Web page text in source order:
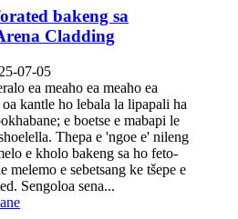
bakeng sa
Cladding
07-05
ea meaho ea meaho ea
kantle ho lebala la lipapali ha
e boetse e mabapi le
Thepa e 'ngoe e' nileng
e kholo bakeng sa ho feto-
melemo e sebetsang ke tšepe e
Sengoloa sena...